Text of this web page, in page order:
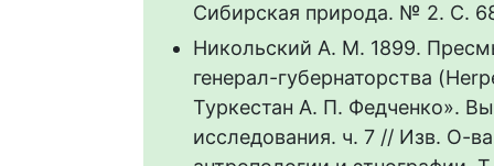
Сибирская природа. № 2. С.
Никольский А. М. 1899.
генерал-губернаторства
Туркестан А. П. Федченко».
исследования. ч. 7 // Изв. О-